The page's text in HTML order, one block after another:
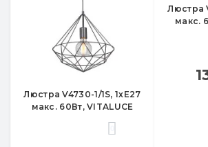
Люстра V4730-1/1S, 1хЕ27
макс. 60Вт, VITALUCE
Люстра
макс.